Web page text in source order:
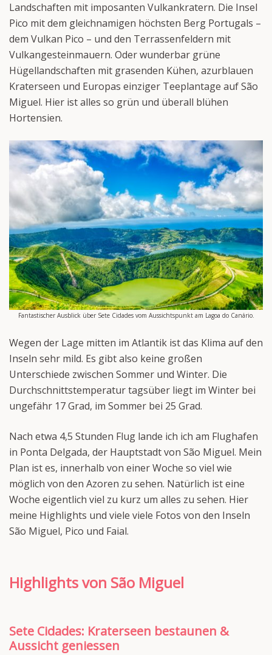
Landschaften mit imposanten Vulkankratern. Die Insel
Pico mit dem gleichnamigen höchsten Berg Portugals –
dem Vulkan Pico – und den Terrassenfeldern mit
Vulkangesteinmauern. Oder wunderbar grüne
Hügellandschaften mit grasenden Kühen, azurblauen
Kraterseen und Europas einziger Teeplantage auf São
Miguel. Hier ist alles so grün und überall blühen
Hortensien.
Fantastischer Ausblick über Sete Cidades vom Aussichtspunkt am Lagoa do Canário.
Wegen der Lage mitten im Atlantik ist das Klima auf den
Inseln sehr mild. Es gibt also keine großen
Unterschiede zwischen Sommer und Winter. Die
Durchschnittstemperatur tagsüber liegt im Winter bei
ungefähr 17 Grad, im Sommer bei 25 Grad.
Nach etwa 4,5 Stunden Flug lande ich ich am Flughafen
in Ponta Delgada, der Hauptstadt von São Miguel. Mein
Plan ist es, innerhalb von einer Woche so viel wie
möglich von den Azoren zu sehen. Natürlich ist eine
Woche eigentlich viel zu kurz um alles zu sehen. Hier
meine Highlights und viele viele Fotos von den Inseln
São Miguel, Pico und Faial.
Highlights von São Miguel
Sete Cidades: Kraterseen bestaunen &
Aussicht geniessen